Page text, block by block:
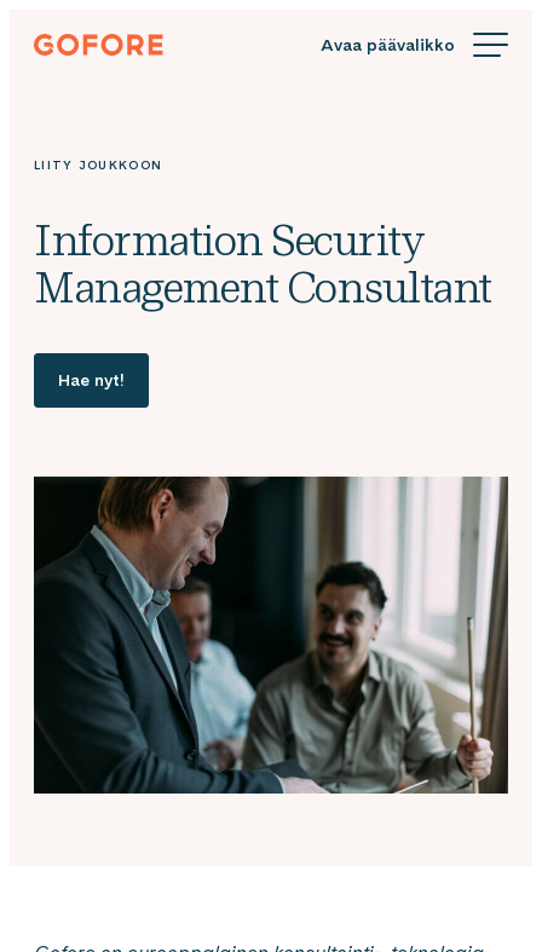
Siirry
suoraan
Gofore
knowledge
LIITY JOUKKOON
Information Security
Management Consultant
Hae nyt!